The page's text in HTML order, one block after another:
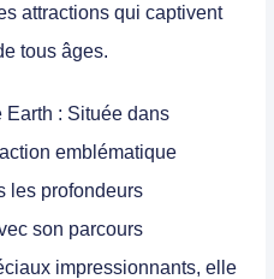
attractions qui captivent
tous âges.
Earth : Située dans
emblématique
les profondeurs
son parcours
impressionnants, elle